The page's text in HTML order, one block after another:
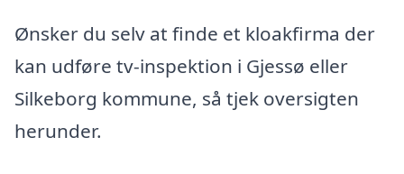
Ønsker du selv at finde et kloakfirma der
kan udføre tv-inspektion i Gjessø eller
Silkeborg kommune, så tjek oversigten
herunder.